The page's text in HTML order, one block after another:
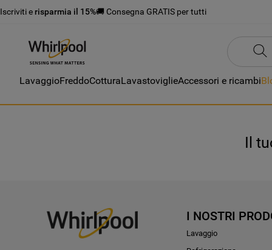
Iscriviti e risparmia il 15%🚚 Consegna GRATIS per tutti
LavaggioFreddoCotturaLavastoviglieAccessori e ricambi
Il
I NOSTRI
Lavaggio